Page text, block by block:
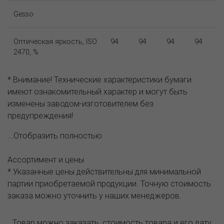
Gesso
Оптическая яркость, ISO
2470, %
94 94 94 94
* Внимание! Технические характеристики бумаги
имеют ознакомительный характер и могут быть
изменены заводом-изготовителем без
предупреждения!
...Отобразить полностью
Ассортимент и цены
* Указанные цены действительны для минимальной
партии приобретаемой продукции. Точную стоимость
заказа можно уточнить у наших менеджеров.